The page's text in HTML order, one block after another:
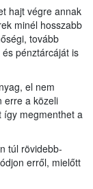
hajt végre annak
minél hosszabb
tovább
pénztárcáját is
el nem
erre a közeli
így megmenthet a
túl rövidebb-
erről, mielőtt